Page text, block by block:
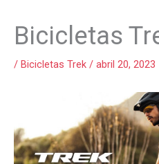
Bicicletas
/ Bicicletas Trek / abril 20, 2023